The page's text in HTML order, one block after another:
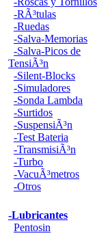
-RÃ³tulas
-Ruedas
-Salva-Memorias
-Salva-Picos de
TensiÃ³n
-Silent-Blocks
-Simuladores
-Sonda Lambda
-Surtidos
-SuspensiÃ³n
-Test Bateria
-TransmisiÃ³n
-Turbo
-VacuÃ³metros
-Otros
-Lubricantes
Pentosin